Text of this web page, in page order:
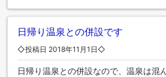
日帰り温泉との併設です
◇投稿日 2018年11月1日◇
日帰り温泉との併設なので、温泉は混